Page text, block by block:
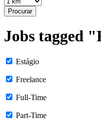
Procurar
Jobs tagged
Estágio
Freelance
Full-Time
Part-Time